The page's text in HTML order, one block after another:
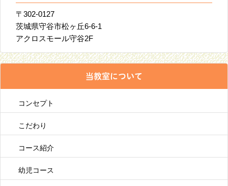
〒302-0127
茨城県守谷市松ヶ丘6-6-1
アクロスモール守谷2F
当教室について
コンセプト
こだわり
コース紹介
幼児コース